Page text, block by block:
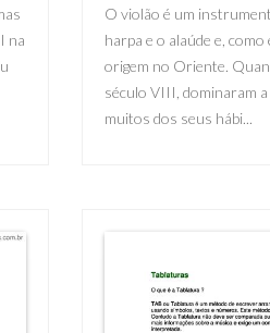
na
O violão é um
harpa e o alaúde e,
origem no Oriente.
século VIII, dominaram a
muitos dos seus hábi...